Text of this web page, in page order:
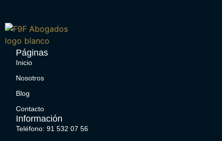
Páginas
Inicio
Nosotros
Blog
Contacto
Información
Teléfono: 91 532 07 56